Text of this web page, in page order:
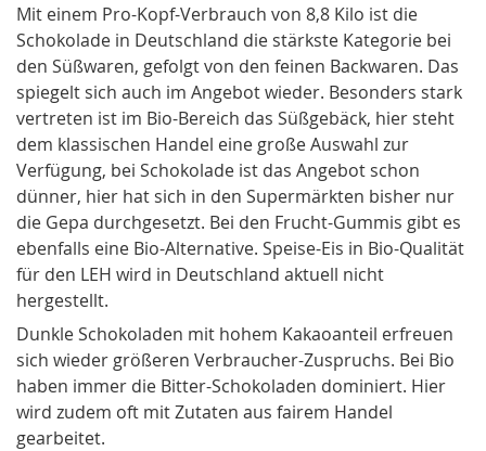
Mit einem Pro-Kopf-Verbrauch von 8,8 Kilo ist die
Schokolade in Deutschland die stärkste Kategorie bei
den Süßwaren, gefolgt von den feinen Backwaren. Das
spiegelt sich auch im Angebot wieder. Besonders stark
vertreten ist im Bio-Bereich das Süßgebäck, hier steht
dem klassischen Handel eine große Auswahl zur
Verfügung, bei Schokolade ist das Angebot schon
dünner, hier hat sich in den Supermärkten bisher nur
die Gepa durchgesetzt. Bei den Frucht-Gummis gibt es
ebenfalls eine Bio-Alternative. Speise-Eis in Bio-Qualität
für den LEH wird in Deutschland aktuell nicht
hergestellt.
Dunkle Schokoladen mit hohem Kakaoanteil erfreuen
sich wieder größeren Verbraucher-Zuspruchs. Bei Bio
haben immer die Bitter-Schokoladen dominiert. Hier
wird zudem oft mit Zutaten aus fairem Handel
gearbeitet.